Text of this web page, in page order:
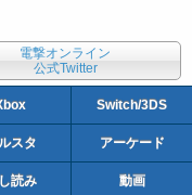
電撃オンライン
公式Twitter
Switch/3DS
スタ アーケード
読み 動画